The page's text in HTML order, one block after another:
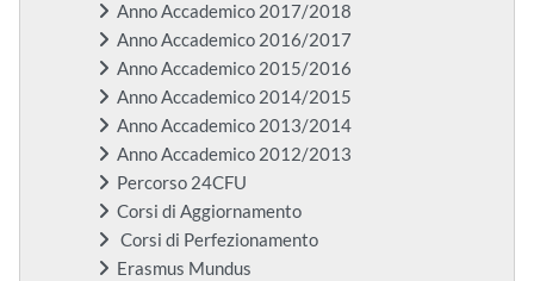
Anno Accademico 2017/2018
Anno Accademico 2016/2017
Anno Accademico 2015/2016
Anno Accademico 2014/2015
Anno Accademico 2013/2014
Anno Accademico 2012/2013
Percorso 24CFU
Corsi di Aggiornamento
Corsi di Perfezionamento
Erasmus Mundus